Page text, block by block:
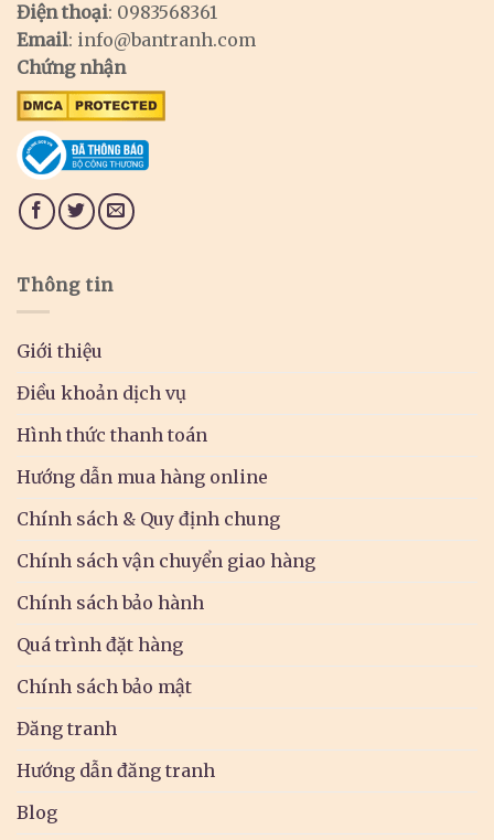
Điện thoại: 0983568361
Email: info@bantranh.com
Chứng nhận
Thông tin
Giới thiệu
Điều khoản dịch vụ
Hình thức thanh toán
Hướng dẫn mua hàng online
Chính sách & Quy định chung
Chính sách vận chuyển giao hàng
Chính sách bảo hành
Quá trình đặt hàng
Chính sách bảo mật
Đăng tranh
Hướng dẫn đăng tranh
Blog